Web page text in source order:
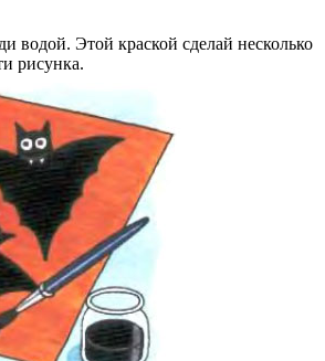
водой. Этой краской сделай несколько
рисунка.